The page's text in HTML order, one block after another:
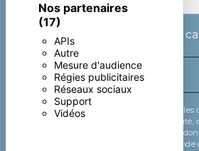
Nos partenaires
(17)
APIs
Autre
Mesure d'audience
Régies publicitaires
Réseaux sociaux
Support
Vidéos
En cochant cette
** Les données personnelles
d’effacement, de
d’organiser le sort de vos
données pendant la